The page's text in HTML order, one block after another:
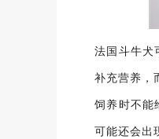
法国斗牛犬
补充营养，
饲养时不能
可能还会出